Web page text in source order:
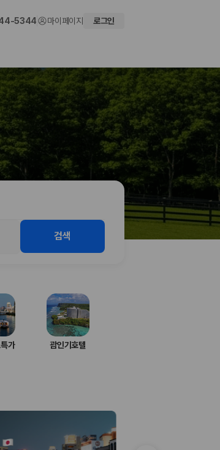
자가 자신의 일정과 예산에 맞는 차량을 선택할 수 있도
를 수 있습니다.
5344 마이페이지 로그인
검색
가 괌인기호텔